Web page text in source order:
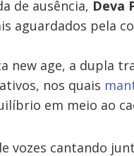
de ausência, Deva
aguardados pela
new age, a dupla
nos quais
em meio ao
vozes cantando